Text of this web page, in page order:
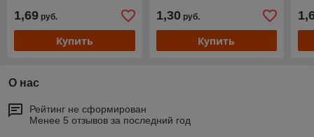
1,69 руб.
Купить
1,30руб.
Купить
О нас
Рейтинг не сформирован
Менее 5 отзывов за последний год